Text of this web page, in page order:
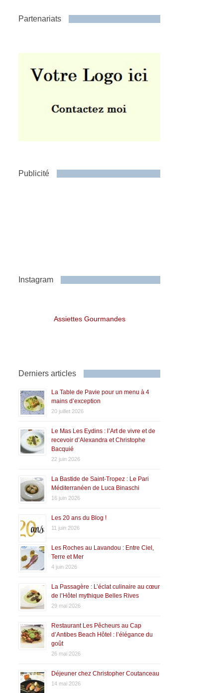
Partenariats
Publicité
Instagram
Assiettes Gourmandes
Derniers articles
La Table de Pavie pour un menu à 4
mains d’exception
20 juillet 2026
Le Mas Les Eydins : l’Art de vivre et de
recevoir d’Alexandra et Christophe
Bacquié
22 juin 2026
La Bastide de Saint-Tropez : Le Pari
Méditerranéen de Luca Binaschi
16 juin 2026
Les 20 ans du Blog !
11 juin 2026
Les Roches au Lavandou : Entre Ciel,
Terre et Mer
4 juin 2026
La Passagère : L’éclat culinaire au cœur
de l’Hôtel mythique Belles Rives
29 mai 2026
Restaurant Les Pêcheurs au Cap
d’Antibes Beach Hôtel : l’élégance du
goût
26 mai 2026
Déjeuner chez Christopher Coutanceau
14 mai 2026